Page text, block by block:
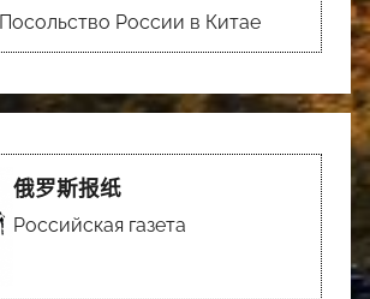
Посольство России в Китае
俄罗斯报纸
Российская газета